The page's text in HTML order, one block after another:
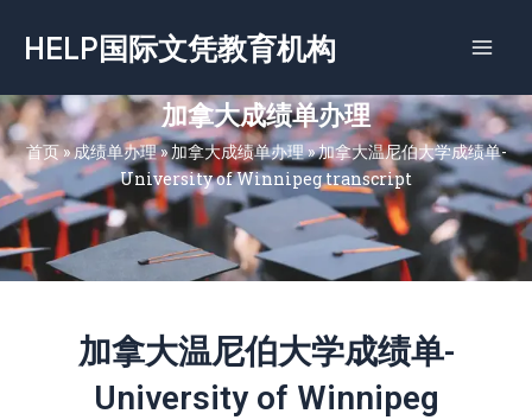
容
HELP国际文凭教育机构
加拿大成绩单办理
首页»成绩单办理»加拿大成绩单办理»加拿大温尼伯大学成绩单-
University of Winnipeg transcript
加拿大温尼伯大学成绩单-
University of Winnipeg